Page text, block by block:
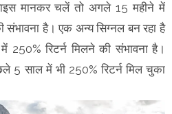
मानकर चलें तो अगले 15 महीने में
संभावना है। एक अन्य सिग्नल बन रहा है
रिटर्न मिलने की संभावना है।
5 साल में भी 250% रिटर्न मिल चुका